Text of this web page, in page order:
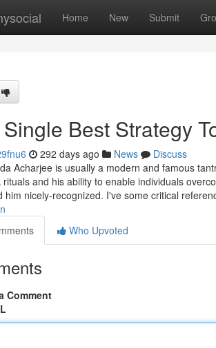
Home New Submit
Best Strategy
292 days ago News
Discuss
Acharjee is usually a modern and famous
rituals and his ability to enable individuals
him nicely-recognized. I've some critical
Who Upvoted
Comment